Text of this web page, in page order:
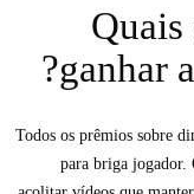
Quais
ganhar
Todos os prêmios sobre
para briga jogador.